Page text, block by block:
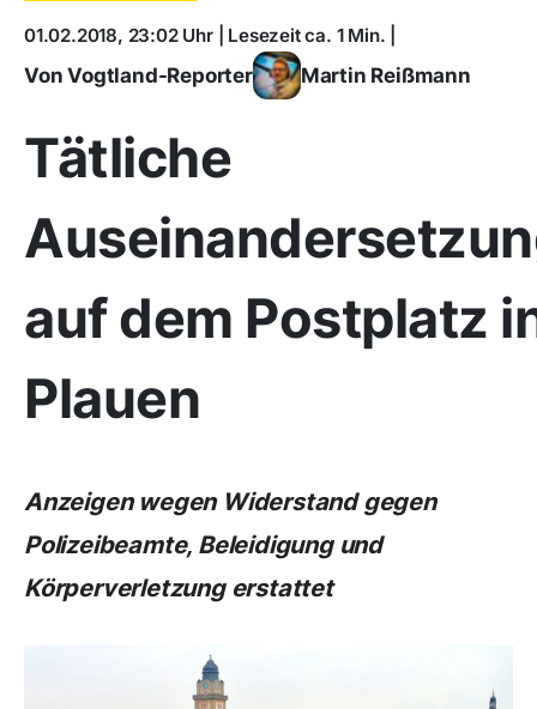
01.02.2018, 23:02 Uhr | Lesezeit ca. 1 Min. |
Von Vogtland-Reporter Martin Reißmann
Tätliche
auf dem Postplatz
Plauen
Anzeigen wegen Widerstand gegen
Polizeibeamte, Beleidigung und
Körperverletzung erstattet